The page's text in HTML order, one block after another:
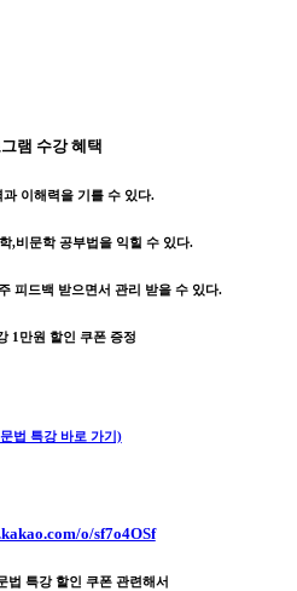
램 수강 혜택
과 이해력을 기를 수 있다.
,비문학 공부법을 익힐 수 있다.
피드백 받으면서 관리 받을 수 있다.
1만원 할인 쿠폰 증정
법 특강 바로 가기)
o/sf7o4OSf
법 특강 할인 쿠폰 관련해서